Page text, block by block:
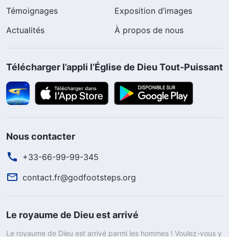
Témoignages
Exposition d’images
Actualités
À propos de nous
Télécharger l’appli l’Église de Dieu Tout-Puissant
Nous contacter
+33-66-99-99-345
contact.fr@godfootsteps.org
Le royaume de Dieu est arrivé
Le royaume de Dieu est arrivé parmi les hommes ! Voulez-vous y